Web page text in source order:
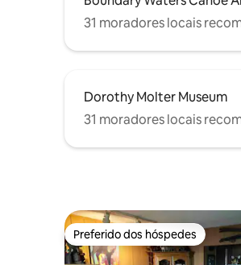
31 moradores locais
Dorothy Molter Museum
31 moradores locais
Preferido dos hóspedes
Preferido dos hóspedes